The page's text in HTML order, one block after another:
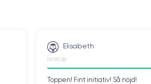
Elisabeth
13/07/26
Toppen! Fint initiativ! Så nöjd!